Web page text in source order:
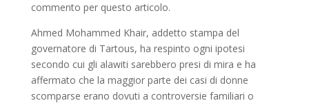
commento per questo articolo.
Ahmed Mohammed Khair, addetto stampa del
governatore di Tartous, ha respinto ogni ipotesi
secondo cui gli alawiti sarebbero presi di mira e ha
affermato che la maggior parte dei casi di donne
scomparse erano dovuti a controversie familiari o